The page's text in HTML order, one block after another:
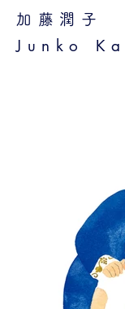
加藤潤子
Junko